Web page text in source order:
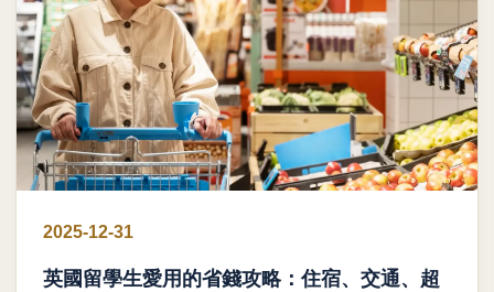
2025-12-31
英國留學生愛用的省錢攻略：住宿、交通、超